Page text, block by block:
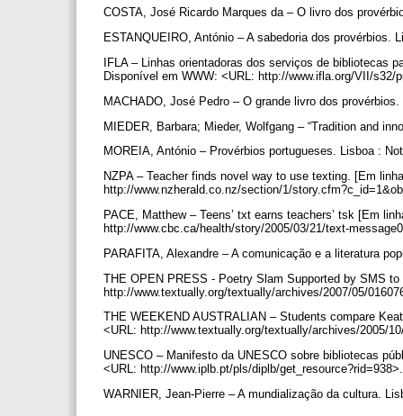
COSTA, José Ricardo Marques da – O livro dos
ESTANQUEIRO, António – A sabedoria dos provérbios.
IFLA – Linhas orientadoras dos serviços de bibliotecas
Disponível em WWW: <URL: http://www.ifla.org/VII/s32/
MACHADO, José Pedro – O grande livro dos
MIEDER, Barbara; Mieder, Wolfgang – “Tradition and
MOREIA, António – Provérbios portugueses. Lisboa :
NZPA – Teacher finds novel way to use texting. [Em
http://www.nzherald.co.nz/section/1/
PACE, Matthew – Teens’ txt earns teachers’ tsk [Em
http://www.cbc.ca/health/story/2005/03/21/text-
PARAFITA, Alexandre – A comunicação e a literatura
THE OPEN PRESS - Poetry Slam Supported by SMS
http://www.textually.org/textually/archives/2007/05/
THE WEEKEND AUSTRALIAN – Students compare
<URL: http://www.textually.org/textually/archives/2005/
UNESCO – Manifesto da UNESCO sobre bibliotecas
<URL: http://www.iplb.pt/pls/diplb/
WARNIER, Jean-Pierre – A mundialização da cultura.